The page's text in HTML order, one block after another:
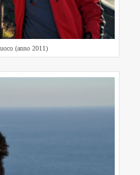
(anno 2011)